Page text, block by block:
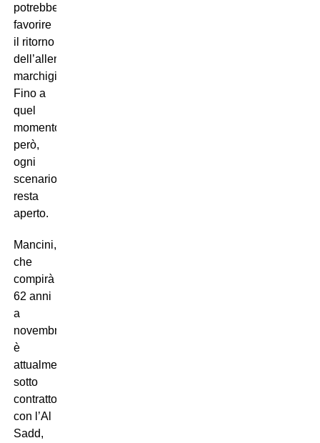
potrebbero
favorire
il ritorno
dell’allenatore
marchigiano.
Fino a
quel
momento,
però,
ogni
scenario
resta
aperto.
Mancini,
che
compirà
62 anni
a
novembre,
è
attualmente
sotto
contratto
con l’Al
Sadd,